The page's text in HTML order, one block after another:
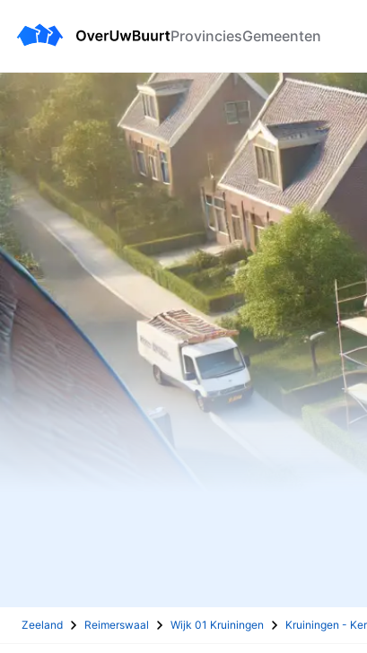
ProvinciesGemeenten
Zeeland Reimerswaal Wijk 01 Kruiningen Kruiningen -